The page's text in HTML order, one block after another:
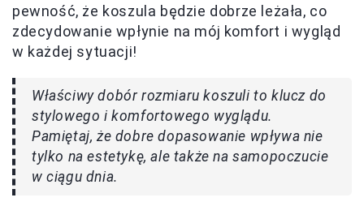
pewność, że koszula będzie dobrze leżała, co
zdecydowanie wpłynie na mój komfort i wygląd
w każdej sytuacji!
Właściwy dobór rozmiaru koszuli to klucz do
stylowego i komfortowego wyglądu.
Pamiętaj, że dobre dopasowanie wpływa nie
tylko na estetykę, ale także na samopoczucie
w ciągu dnia.